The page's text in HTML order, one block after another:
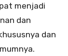
menjadi
dan
dan